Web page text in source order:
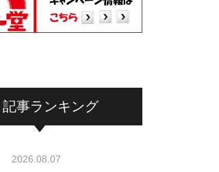
記事ランキング
2026.08.07